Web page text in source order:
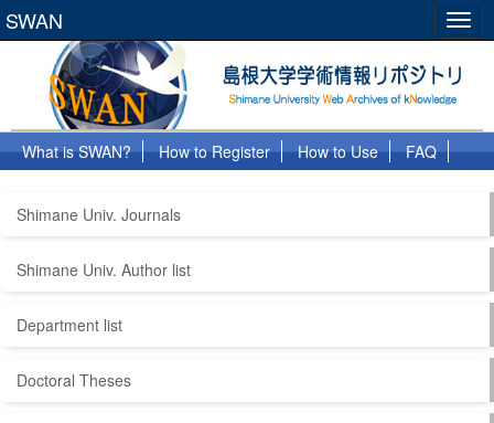
SWAN
What is SWAN? How to Register How to Use
FAQ
Shimane Univ. Journals
Shimane Univ. Author list
Department list
Doctoral Theses